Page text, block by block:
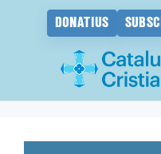
DONATIUS